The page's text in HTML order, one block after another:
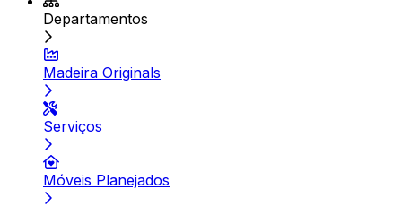
Departamentos
Madeira Originals
Serviços
Móveis Planejados